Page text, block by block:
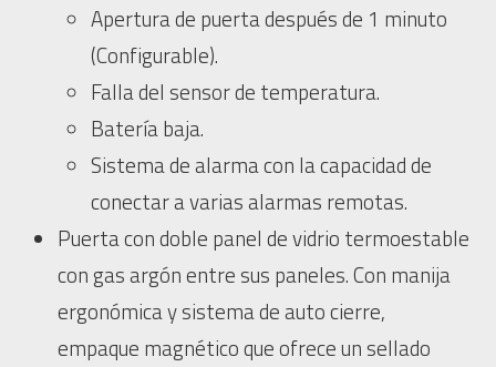
Apertura de puerta después de 1 minuto
(Configurable).
Falla del sensor de temperatura.
Batería baja.
Sistema de alarma con la capacidad de
conectar a varias alarmas remotas.
Puerta con doble panel de vidrio termoestable
con gas argón entre sus paneles. Con manija
ergonómica y sistema de auto cierre,
empaque magnético que ofrece un sellado